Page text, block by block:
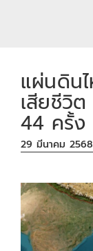
แผ่นดิน
เสียชีวิ
44 ครั้ง
29 มีนาคม